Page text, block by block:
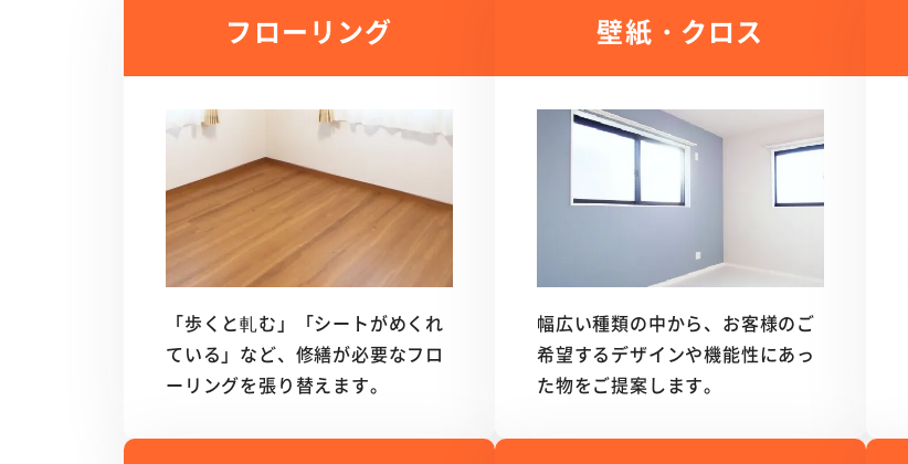
フローリング
「歩くと軋む」「シートがめくれ
ている」など、修繕が必要なフロ
ーリングを張り替えます。
壁紙・クロス
幅広い種類の中から、お客様のご
希望するデザインや機能性にあっ
た物をご提案します。